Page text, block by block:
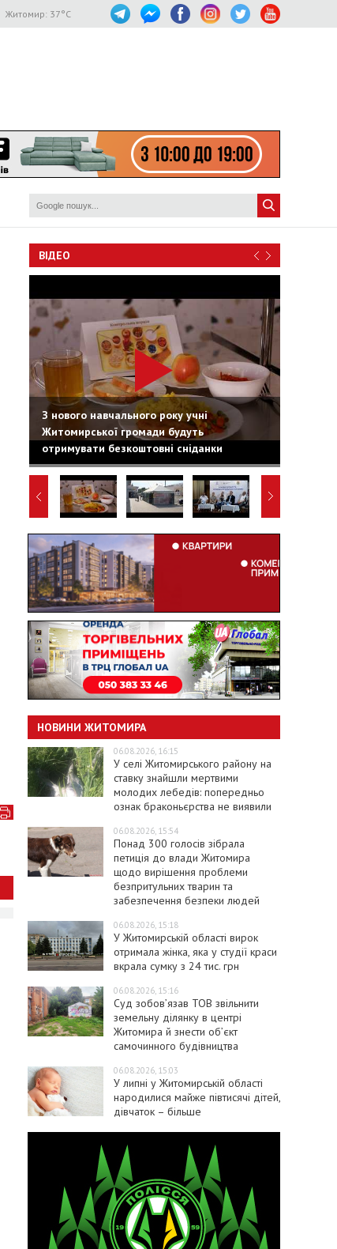
Житомир: 37°C
ВІДЕО
З нового навчального року учні
Житомирської громади будуть
отримувати безкоштовні сніданки
НОВИНИ ЖИТОМИРА
06.08.2026, 16:15
У селі Житомирського району на
ставку знайшли мертвими
молодих лебедів: попередньо
ознак браконьєрства не виявили
06.08.2026, 15:54
Понад 300 голосів зібрала
петиція до влади Житомира
щодо вирішення проблеми
безпритульних тварин та
забезпечення безпеки людей
06.08.2026, 15:18
У Житомирській області вирок
отримала жінка, яка у студії краси
вкрала сумку з 24 тис. грн
06.08.2026, 15:16
Суд зобов’язав ТОВ звільнити
земельну ділянку в центрі
Житомира й знести об’єкт
самочинного будівництва
06.08.2026, 15:03
У липні у Житомирській області
народилися майже півтисячі дітей,
дівчаток – більше